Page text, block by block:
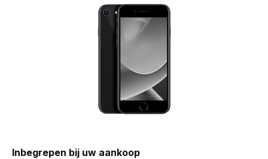
Inbegrepen bij uw aankoop